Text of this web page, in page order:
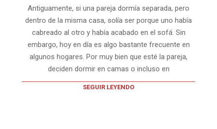
Antiguamente, si una pareja dormía separada, pero
dentro de la misma casa, solía ser porque uno había
cabreado al otro y había acabado en el sofá. Sin
embargo, hoy en día es algo bastante frecuente en
algunos hogares. Por muy bien que esté la pareja,
deciden dormir en camas o incluso en
SEGUIR LEYENDO